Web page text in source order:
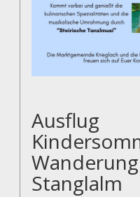
Ausflug
Wanderung
Stanglalm